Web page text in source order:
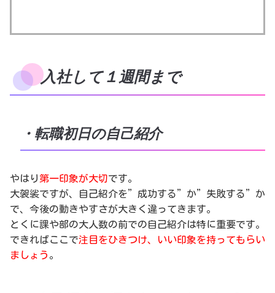
入社して１週間まで
・転職初日の自己紹介
やはり 第一印象が大切です。
大袈裟ですが、自己紹介を”成功する”か”失敗する”か
で、今後の動きやすさが大きく違ってきます。
とくに課や部の大人数の前での自己紹介は特に重要です。
できればここで注目をひきつけ、いい印象を持ってもらい
ましょう 。